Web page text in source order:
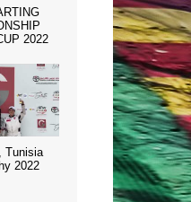
2022
Tunisia
2022